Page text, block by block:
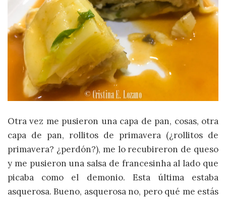
Otra vez me pusieron una capa de pan, cosas, otra
capa de pan, rollitos de primavera (¿rollitos de
primavera? ¿perdón?), me lo recubireron de queso
y me pusieron una salsa de francesinha al lado que
picaba como el demonio. Esta última estaba
asquerosa. Bueno, asquerosa no, pero qué me estás